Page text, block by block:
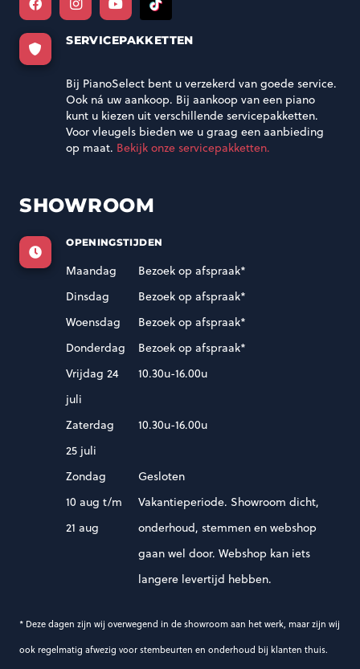
SERVICEPAKKETTEN
Bij PianoSelect bent u verzekerd van goede service.
Ook ná uw aankoop. Bij aankoop van een piano
kunt u kiezen uit verschillende servicepakketten.
Voor vleugels bieden we u graag een aanbieding
op maat. Bekijk onze servicepakketten.
SHOWROOM
OPENINGSTIJDEN
Maandag
Bezoek op afspraak*
Dinsdag
Bezoek op afspraak*
Woensdag
Bezoek op afspraak*
Donderdag
Bezoek op afspraak*
Vrijdag 24
juli
10.30u-16.00u
Zaterdag
25 juli
10.30u-16.00u
Zondag
Gesloten
10 aug t/m
21 aug
Vakantieperiode. Showroom dicht,
onderhoud, stemmen en webshop
gaan wel door. Webshop kan iets
langere levertijd hebben.
* Deze dagen zijn wij overwegend in de showroom aan het werk, maar zijn wij
ook regelmatig afwezig voor stembeurten en onderhoud bij klanten thuis.